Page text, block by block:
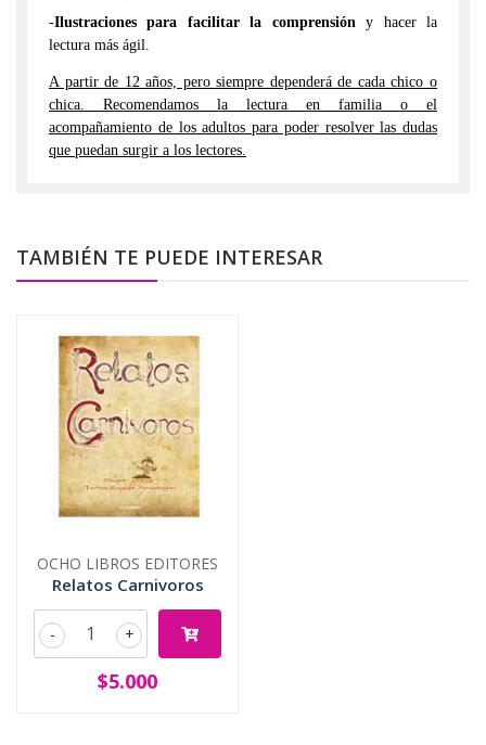
-Ilustraciones para facilitar la comprensión y hacer la
lectura más ágil.
A partir de 12 años, pero siempre dependerá de cada chico o
chica. Recomendamos la lectura en familia o el
acompañamiento de los adultos para poder resolver las dudas
que puedan surgir a los lectores.
TAMBIÉN TE PUEDE INTERESAR
OCHO LIBROS EDITORES
Relatos Carnivoros
+
-
$5.000